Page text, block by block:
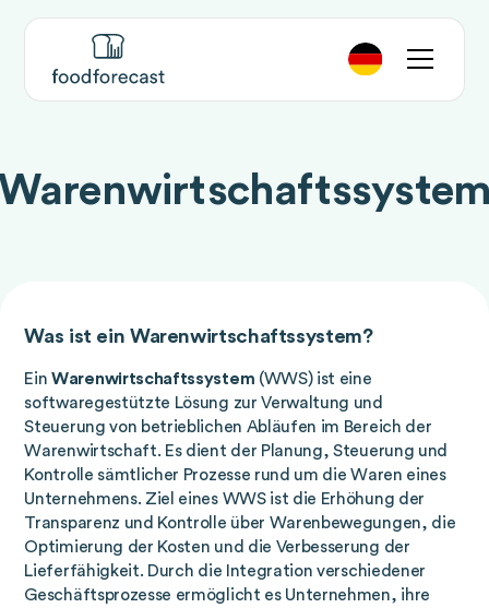
Was ist ein Warenwirtschaftssystem?
EinWarenwirtschaftssystem (WWS) ist eine
softwaregestützte Lösung zur Verwaltung und
Steuerung von betrieblichen Abläufen im Bereich der
Warenwirtschaft. Es dient der Planung, Steuerung und
Kontrolle sämtlicher Prozesse rund um die Waren eines
Unternehmens. Ziel eines WWS ist die Erhöhung der
Transparenz und Kontrolle über Warenbewegungen, die
Optimierung der Kosten und die Verbesserung der
Lieferfähigkeit. Durch die Integration verschiedener
Geschäftsprozesse ermöglicht es Unternehmen, ihre